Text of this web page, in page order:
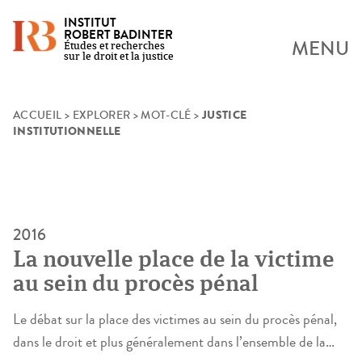
Skip
INSTITUT
ROBERT BADINTER
Études et recherches
sur le droit et la justice
MENU
ACCUEIL > EXPLORER >MOT-CLÉ > JUSTICE
INSTITUTIONNELLE
2016
La nouvelle place de la victime
au sein du procès pénal
Le débat sur la place des victimes au sein du procès pénal,
dans le droit et plus généralement dans l’ensemble de la